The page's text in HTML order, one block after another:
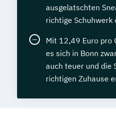
ausgelatschten
richtige Schuhwerk
Mit 12,49 Euro pro
es sich in Bonn
auch teuer und die
richtigen Zuhause